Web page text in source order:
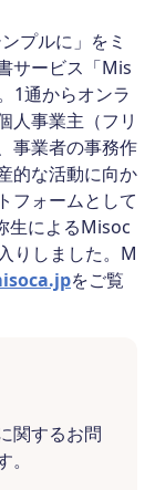
プルに」をミ
サービス「Mis
1通からオンラ
人事業主（フリ
事業者の事務作
的な活動に向か
フォームとして
生によるMisoc
りしました。M
をご覧
関するお問